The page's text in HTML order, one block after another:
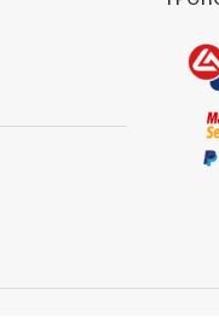
λάστιχο, μοβ ασημί
κοραλί με ασημί
Προϊόν Παραγωγής μας